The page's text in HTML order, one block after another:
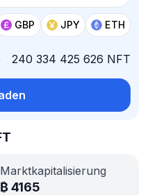
GBP JPY ETH
240 334 425 626 NFT
Marktkapitalisierung
₿4165